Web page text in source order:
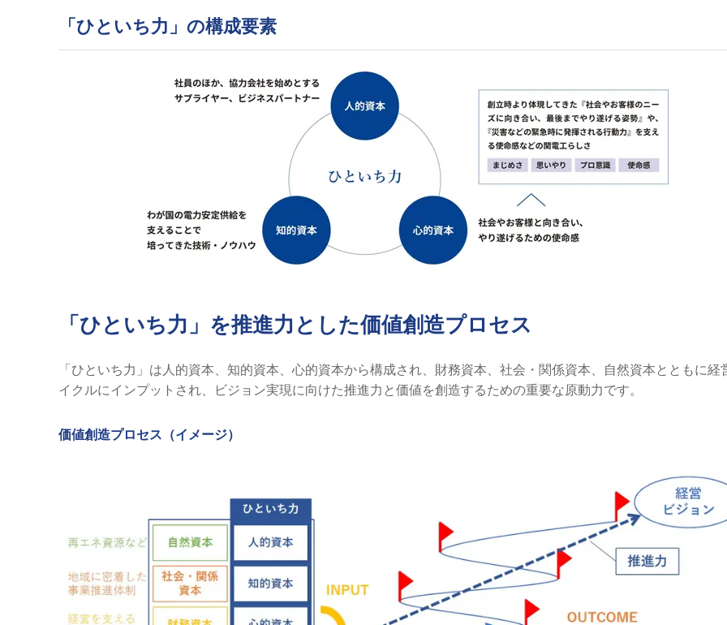
「ひといち力」の構成要素
「ひといち力」を推進力とした価値創造プロセス
「ひといち力」は人的資本、知的資本、心的資本から構成され、財務資本、社会・関係資本、自然資本とともに経
イクルにインプットされ、ビジョン実現に向けた推進力と価値を創造するための重要な原動力です。
価値創造プロセス（イメージ）